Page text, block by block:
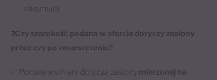
obejmuje)
❓Czy szerokość podana w ofercie dotyczy zasłony
przed czy po zmarszczeniu?
✅ Podane wymiary dotyczą zasłony mierzonej na